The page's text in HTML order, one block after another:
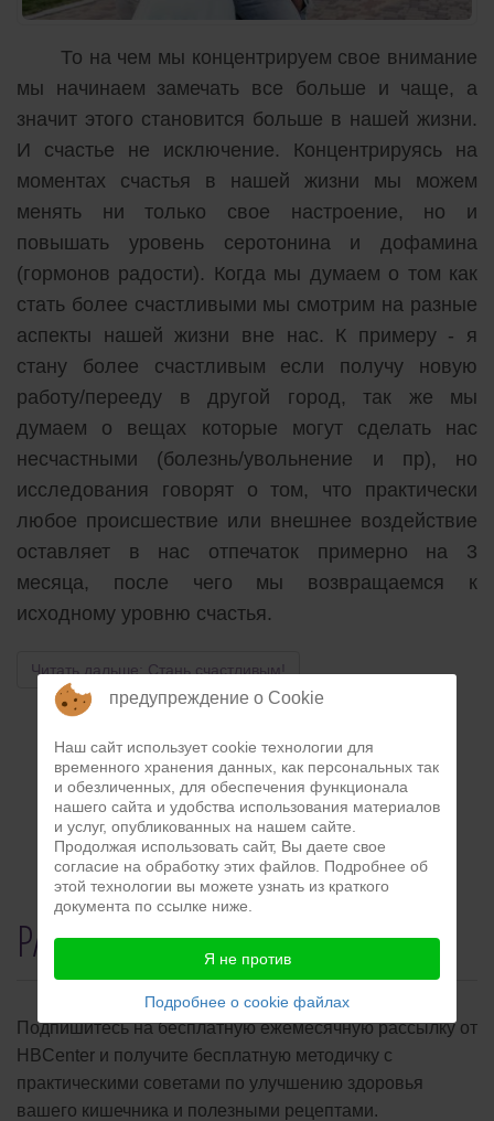
То на чем мы концентрируем свое внимание
мы начинаем замечать все больше и чаще, а
значит этого становится больше в нашей жизни.
И счастье не исключение. Концентрируясь на
моментах счастья в нашей жизни мы можем
менять ни только свое настроение, но и
повышать уровень серотонина и дофамина
(гормонов радости). Когда мы думаем о том как
стать более счастливыми мы смотрим на разные
аспекты нашей жизни вне нас. К примеру - я
стану более счастливым если получу новую
работу/перееду в другой город, так же мы
думаем о вещах которые могут сделать нас
несчастными (болезнь/увольнение и пр), но
исследования говорят о том, что практически
любое происшествие или внешнее воздействие
оставляет в нас отпечаток примерно на 3
месяца, после чего мы возвращаемся к
исходному уровню счастья.
Читать дальше: Стань счастливым!
1 2 ... Вперед
РАССЫЛКА
Подпишитесь на бесплатную ежемесячную рассылку от
HBCenter и получите бесплатную методичку с
практическими советами по улучшению здоровья
вашего кишечника и полезными рецептами.
предупреждение о Cookie
Наш сайт использует cookie технологии для
временного хранения данных, как персональных так
и обезличенных, для обеспечения функционала
нашего сайта и удобства использования материалов
и услуг, опубликованных на нашем сайте.
Продолжая использовать сайт, Вы даете свое
согласие на обработку этих файлов. Подробнее об
этой технологии вы можете узнать из краткого
документа по ссылке ниже.
Я не против
Подробнее о cookie файлах